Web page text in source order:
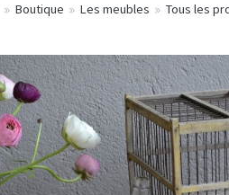
» Boutique » Les meubles » Tous les